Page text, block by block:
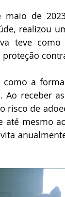
Vigilância
Nota de
maio de
realizou
teve
como a
Ao receber
risco de
até mesmo